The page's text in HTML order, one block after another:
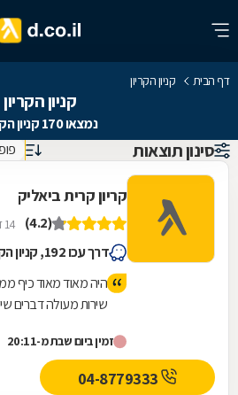
דף הבית קניון הקריון
קניון הקריון
נמצאו 170 קניון הקריון
סינון תוצאות
קריון קרית ביאליק
(4.2) 14 דירוגים
דרך עכו 192, קניון הקריון קרית ביאליק
היה מאוד מאוד כיף
שירות מעולה דברים
שלי היה כיף
זמין ביום שבת מ-20:11
04-8779333